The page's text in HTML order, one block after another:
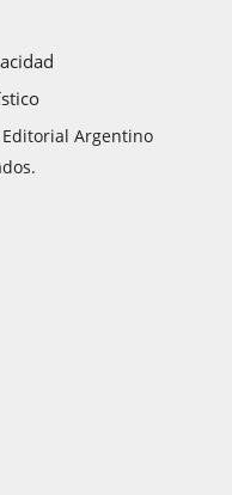
Argentino